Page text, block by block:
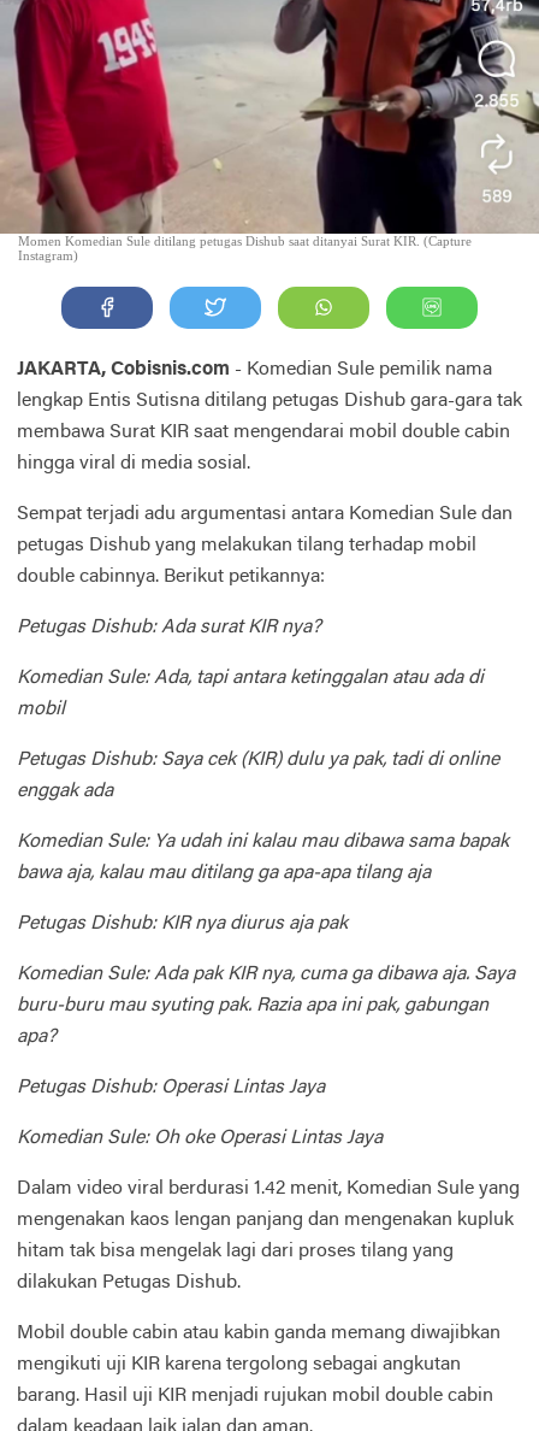
Momen Komedian Sule ditilang petugas Dishub saat ditanyai Surat KIR. (Capture
Instagram)
JAKARTA, Cobisnis.com - Komedian Sule pemilik nama
lengkap Entis Sutisna ditilang petugas Dishub gara-gara tak
membawa Surat KIR saat mengendarai mobil double cabin
hingga viral di media sosial.
Sempat terjadi adu argumentasi antara Komedian Sule dan
petugas Dishub yang melakukan tilang terhadap mobil
double cabinnya. Berikut petikannya:
Petugas Dishub: Ada suratKIRnya?
Komedian Sule: Ada, tapi antara ketinggalan atau adadi
mobil
Petugas Dishub: Saya cek(KIR) duluya pak, tadidi online
enggak ada
Komedian Sule: Ya udah ini kalau mau dibawa sama bapak
bawa aja, kalau mau ditilangga apa-apa tilang aja
Petugas Dishub: KIRnya diurus aja pak
Komedian Sule: Ada pakKIRnya, cumaga dibawa aja. Saya
buru-buru mau syuting pak. Razia apa ini pak, gabungan
apa?
Petugas Dishub: OperasiLintas Jaya
Komedian Sule: Oh oke OperasiLintas Jaya
Dalam video viral berdurasi 1.42 menit, Komedian Sule yang
mengenakan kaos lengan panjang dan mengenakan kupluk
hitam tak bisa mengelak lagi dari proses tilang yang
dilakukan Petugas Dishub.
Mobil double cabin atau kabin ganda memang diwajibkan
mengikuti uji KIR karena tergolong sebagai angkutan
barang. Hasil uji KIR menjadi rujukan mobil double cabin
dalam keadaan laik jalan dan aman.